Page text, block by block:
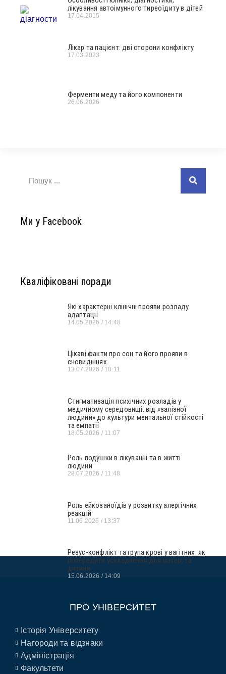
лікування автоімунного тиреоїдиту в дітей
17.04.2015
Лікар та пацієнт: дві сторони конфлікту
17.03.2023
Ферменти меду та його компоненти
26.06.2026
Ми у Facebook
Кваліфіковані поради
Які характерні клінічні прояви розладу
адаптації
14.05.2026 14:48
Цікаві факти про сон та його прояви в
сновидіннях
13.07.2026 10:11
Стигматизація психічних розладів у
медичному середовищі: від «залізної
людини» до культури ментальної стійкості
та емпатії
18.05.2026 11:07
Роль подушки в лікуванні та в житті
людини
28.07.2026 11:48
Роль ейкозаноїдів у розвитку алергічних
реакцій
11.06.2026 13:37
Резус-конфлікт та група крові у вагітних: як
попередити ускладнення для матері та
дитини
15.06.2026 14:09
ПРО УНІВЕРСИТЕТ
Історія Університету
Нагороди та відзнаки
Адміністрація
Факультети